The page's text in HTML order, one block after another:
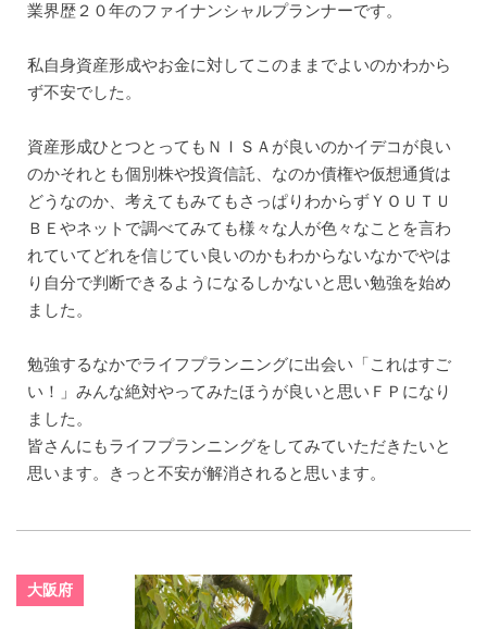
業界歴２０年のファイナンシャルプランナーです。
私自身資産形成やお金に対してこのままでよいのかわから
ず不安でした。
資産形成ひとつとってもＮＩＳＡが良いのかイデコが良い
のかそれとも個別株や投資信託、なのか債権や仮想通貨は
どうなのか、考えてもみてもさっぱりわからずＹＯＵＴＵ
ＢＥやネットで調べてみても様々な人が色々なことを言わ
れていてどれを信じてい良いのかもわからないなかでやは
り自分で判断できるようになるしかないと思い勉強を始め
ました。
勉強するなかでライフプランニングに出会い「これはすご
い！」みんな絶対やってみたほうが良いと思いＦＰになり
ました。
皆さんにもライフプランニングをしてみていただきたいと
思います。きっと不安が解消されると思います。
大阪府